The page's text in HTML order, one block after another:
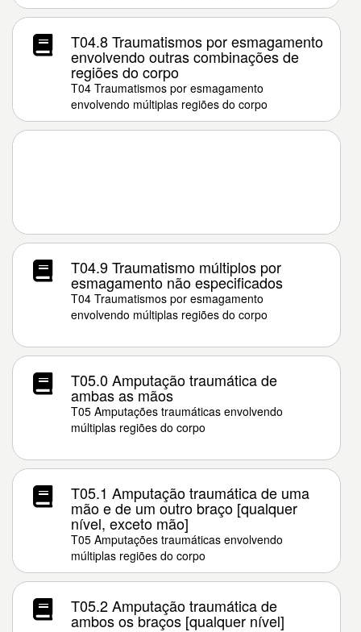
T04.8 Traumatismos por esmagamento
envolvendo outras combinações de
regiões do corpo
T04 Traumatismos por esmagamento
envolvendo múltiplas regiões do corpo
T04.9 Traumatismo múltiplos por
esmagamento não especificados
T04 Traumatismos por esmagamento
envolvendo múltiplas regiões do corpo
T05.0 Amputação traumática de
ambas as mãos
T05 Amputações traumáticas envolvendo
múltiplas regiões do corpo
T05.1 Amputação traumática de uma
mão e de um outro braço [qualquer
nível, exceto mão]
T05 Amputações traumáticas envolvendo
múltiplas regiões do corpo
T05.2 Amputação traumática de
ambos os braços [qualquer nível]